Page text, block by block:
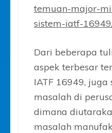
temuan-major-
sistem-iatf-
Dari beberapa
aspek terbesar
IATF 16949, juga
masalah di
dimana
masalah